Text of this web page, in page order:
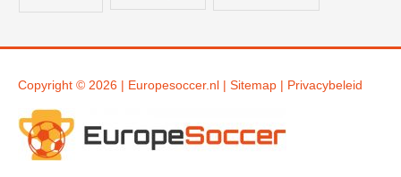
Copyright © 2026 | Europesoccer.nl | Sitemap | Privacybeleid